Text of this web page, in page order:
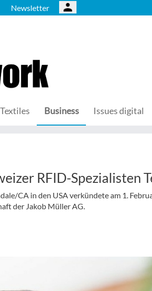
Newsletter
Business Issues digital
RFID-Spezialisten
CA in den USA verkündete am 1.
der Jakob Müller AG.